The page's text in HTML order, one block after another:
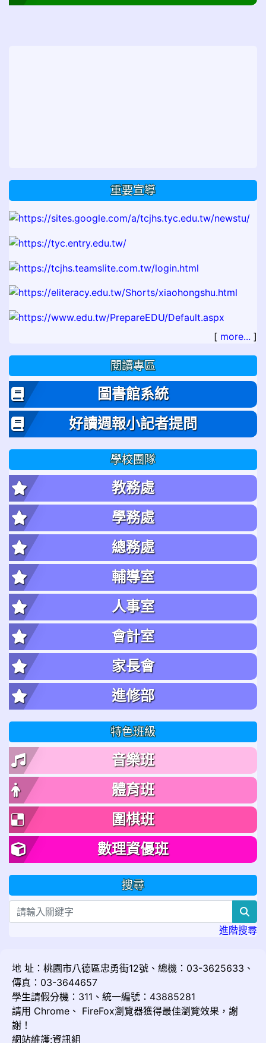
重要宣導
[ more... ]
閱讀專區
圖書館系統
好讀週報小記者提問
學校團隊
教務處
學務處
總務處
輔導室
人事室
會計室
家長會
進修部
特色班級
音樂班
體育班
圍棋班
數理資優班
搜尋
進階搜尋
地 址：桃園市八德區忠勇街12號、總機：03-3625633、
傳真：03-3644657
學生請假分機：311、統一編號：43885281
請用 Chrome 、 FireFox瀏覽器獲得最佳瀏覽效果，謝
謝！
網站維護:資訊組